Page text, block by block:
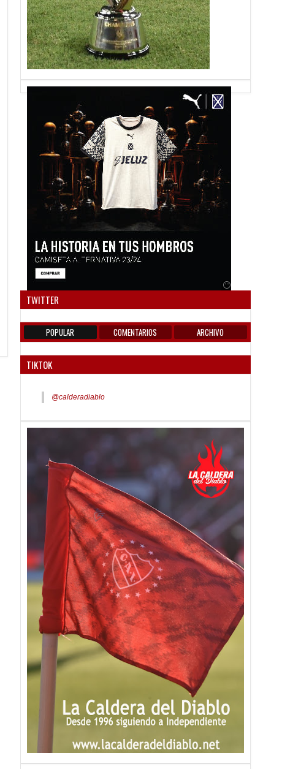
TWITTER
POPULAR COMENTARIOS ARCHIVO
TIKTOK
@calderadiablo